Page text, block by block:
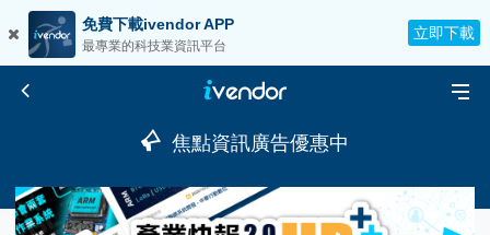
免費下載ivendor APP
最專業的科技業資訊平台
立即下載
焦點資訊廣告優惠中